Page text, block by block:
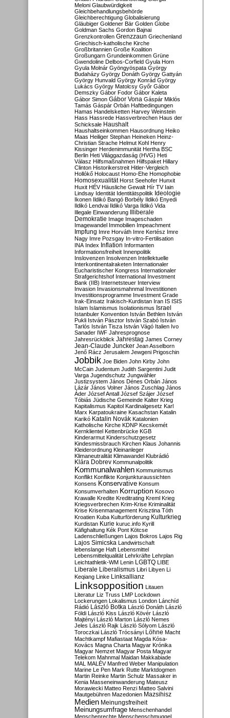
Meloni Glaubwürdigkeit
Gleichbehandlungsbehörde
Gleichberechtigung Globalisierung
Gläubiger Goldener Bär Golden Globe
Goldman Sachs Gordon Bajnai
Grenzkontrollen Grenzzaun Griechenland
Griechisch-katholische Kirche
Großbritannien Große Koalition
Großungarn Grundeinkommen Grüne
Gwendoline Delbos-Corfield Gyula Horn
Gyula Molnár Gyöngyöspata György
Budaházy György Donáth György Gattyán
György Hunvald György Konrád György
Lukács György Matolcsy Győr Gábor
Demszky Gábor Fodor Gábor Kaleta
Gábor Simon Gábor Vona Gáspár Miklós
Tamás Gáspár Orbán Haftbedingungen
Hamas Handelsketten Harvey Weinstein
Hass Hassrede Hassverbrechen Haus der
Schicksale Haushalt
Haushaltseinkommen Hausordnung Heiko
Maas Heiliger Stephan Heineken Heinz-
Christian Strache Helmut Kohl Henry
Kissinger Herdenimmunität Hertha BSC
Berlin Heti Világgazdaság (HVG) Heti
Válasz Hilfsmaßnahmen Hilfspaket Hillary
Clinton Historikerstreit Hitler-Vergleich
Hollókő Holocaust Homo-Ehe Homophobie
Homosexualität Horst Seehofer Hunxit
Huxit HÉV Häusliche Gewalt Hír TV Iain
Lindsay Identität Identitätspolitik Ideologie
Ikonen Ildikó Bangó Borbély Ildikó Enyedi
Ildikó Lendvai Ildikó Varga Ildikó Vida
Illegale Einwanderung Illiberale
Demokratie Image Imageschaden
Imagewandel Immobilien Impeachment
Impfung Imre Horváth Imre Kertész Imre
Nagy Imre Pozsgay In-vitro-Fertilisation
INA Index Inflation Informanten
Informationsfreiheit Innenpolitik
Inslovenzen Insolvenzen Intellektuelle
Interkontinentalraketen Internationaler
Eucharistischer Kongress Internationaler
Strafgerichtshof International Investment
Bank (IIB) Internetsteuer Interview
Invasion Invasionsmahnmal Investitionen
Investitionsprogramme Investment Grade
Irak-Einsatz Irakisch-Kurdistan Iran IS ISIS
Islam Islamismus Isolationismus Israel
Istanbuler Konvention István Bethlen István
Pukli István Pásztor István Szabó István
Tarlós István Tisza István Vágó Italien Ivo
Sanader IWF Jahresprognose
Jahresrückblick Jahrestag James Corney
Jean-Claude Juncker Jean Asselborn
Jenő Rácz Jerusalem Jewgeni Prigoschin
Jobbik Joe Biden John Kirby John
McCain Judentum Judith Sargentini Judit
Varga Jugendschutz Jungwähler
Justizsystem János Dénes Orbán János
Lázár János Volner János Zuschlag János
Áder József Antall József Szájer József
Tóbiás Jüdische Gemeinde Kalter Krieg
Kapitalismus Kapitol Kardinalgesetz Karl
Marx Karpatoukraine Kasachstan Katalin
Karikó Katalin Novák Katalonien
Katholische Kirche KDNP Kecskemét
Kernklientel Kettenbrücke KGB
Kinderarmut Kinderschutzgesetz
Kindesmissbrauch Kirchen Klaus Johannis
Kleiderordnung Kleinanleger
Klimaneutralität Klimawandel Klubrádió
Klára Dobrev Kommunalpolitik
Kommunalwahlen Kommunismus
Konflikt Konflikte Konjunkturaussichten
Konsens Konservative Konsum
Konsumverhalten Korruption Kosovo
Krawalle Kredite Kreditrating Kreml Krieg
Kriegsverbrechen Krim-Krise Kriminalität
Krise Krisenmanagement Krisztina Tóth
Kroatien Kuba Kulturförderung Kulturkrieg
Kurdistan Kurie kuruc.info Kyrill
Käfighaltung Kék Pont Kötcse
Ladenschließungen Lajos Bokros Lajos Rig
Lajos Simicska Landwirtschaft
lebenslange Haft Lebensmittel
Lebensmittelqualität Lehrkräfte Lehrplan
Leichtathletik-WM Lenin LGBTQ LIBE
Liberale Liberalismus Libri Libyen Li
Keqiang Linke Linksallianz
Linksopposition Litauen
Literatur Liz Truss LMP Lockdown
Lockerungen Lokalismus London Lánchíd
Rádió
László Botka László Donáth László
Földi László Kiss László Kövér László
Majtényi László Marton László Nemes
Jeles László Rajk László Sólyom László
Toroczkai László Trócsányi Löhne Macht
Machtkampf Mafiastaat Magda Kósa-
Kovács Magna Charta Magyar Krónika
Magyar Nemzet Magyar Posta Magyar
Telekom Mahnmal Maidan Makkabiade
MAL MALÉV Manfred Weber Manipulation
Marine Le Pen Mark Rutte Marktdogmen
Martin Reinke Martin Schulz Massaker in
Kenia Masseneinwanderung Mateusz
Morawiecki Matteo Renzi Matteo Salvini
Mautgebühren Mazedonien Mazsihisz
Medien Meinungsfreiheit
Meinungsumfrage Menschenhandel
Menschenrechte Menschenschmuggel